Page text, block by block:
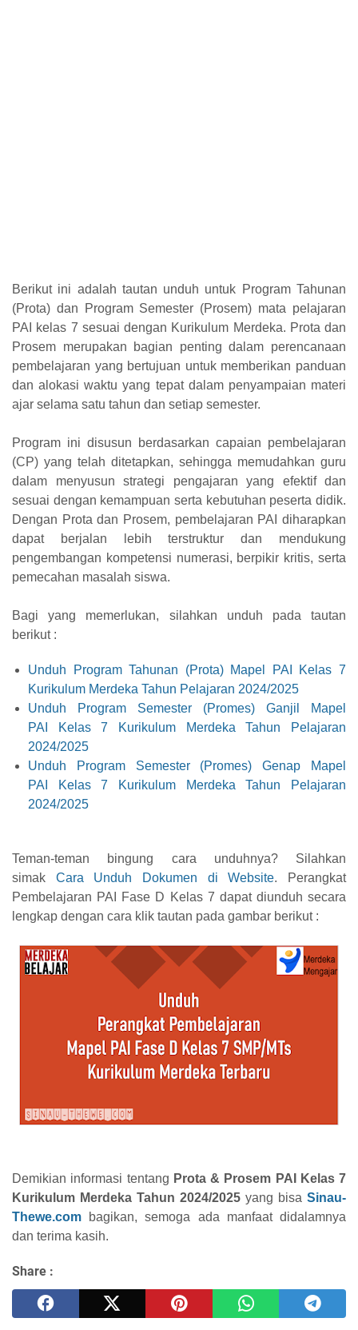
Berikut ini adalah tautan unduh untuk Program Tahunan
(Prota) dan Program Semester (Prosem) mata pelajaran
PAI kelas 7 sesuai dengan Kurikulum Merdeka. Prota dan
Prosem merupakan bagian penting dalam perencanaan
pembelajaran yang bertujuan untuk memberikan panduan
dan alokasi waktu yang tepat dalam penyampaian materi
ajar selama satu tahun dan setiap semester.
Program ini disusun berdasarkan capaian pembelajaran
(CP) yang telah ditetapkan, sehingga memudahkan guru
dalam menyusun strategi pengajaran yang efektif dan
sesuai dengan kemampuan serta kebutuhan peserta didik.
Dengan Prota dan Prosem, pembelajaran PAI diharapkan
dapat berjalan lebih terstruktur dan mendukung
pengembangan kompetensi numerasi, berpikir kritis, serta
pemecahan masalah siswa.
Bagi yang memerlukan, silahkan unduh pada tautan
berikut :
Unduh Program Tahunan (Prota) Mapel PAI Kelas 7
Kurikulum Merdeka Tahun Pelajaran 2024/2025
Unduh Program Semester (Promes) Ganjil Mapel
PAI Kelas 7 Kurikulum Merdeka Tahun Pelajaran
2024/2025
Unduh Program Semester (Promes) Genap Mapel
PAI Kelas 7 Kurikulum Merdeka Tahun Pelajaran
2024/2025
Teman-teman bingung cara unduhnya? Silahkan
simak Cara Unduh Dokumen di Website.
Perangkat
Pembelajaran PAI Fase D Kelas 7 dapat diunduh secara
lengkap dengan cara klik tautan pada gambar berikut :
Demikian informasi tentang Prota & Prosem PAI Kelas 7
Kurikulum Merdeka Tahun 2024/2025 yang bisa Sinau-
Thewe.com bagikan, semoga ada manfaat didalamnya
dan terima kasih.
Share :